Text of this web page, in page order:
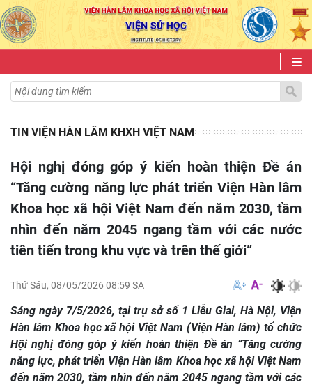
TIN VIỆN HÀN LÂM KHXH VIỆT NAM
Hội nghị đóng góp ý kiến hoàn thiện Đề án
“Tăng cường năng lực phát triển Viện Hàn lâm
Khoa học xã hội Việt Nam đến năm 2030, tầm
nhìn đến năm 2045 ngang tầm với các nước
tiên tiến trong khu vực và trên thế giới”
Thứ Sáu, 08/05/2026 08:59 SA
Sáng ngày 7/5/2026, tại trụ sở số 1 Liễu Giai, Hà Nội, Viện
Hàn lâm Khoa học xã hội Việt Nam (Viện Hàn lâm) tổ chức
Hội nghị đóng góp ý kiến hoàn thiện Đề án “Tăng cường
năng lực, phát triển Viện Hàn lâm Khoa học xã hội Việt Nam
đến năm 2030, tầm nhìn đến năm 2045 ngang tầm với các